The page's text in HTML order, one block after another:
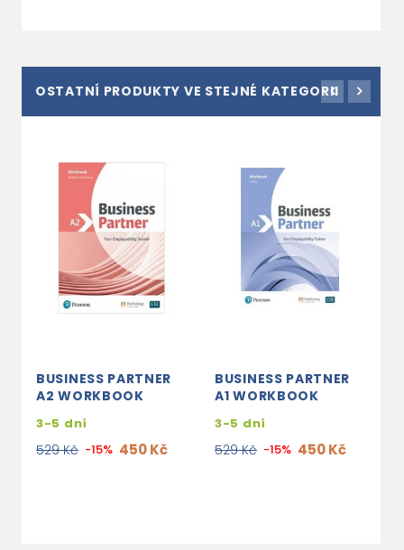
OSTATNÍ PRODUKTY VE STEJNÉ KATEGORII
BUSINESS PARTNER
A2 WORKBOOK
3-5 dní
529 Kč -15% 450 Kč
BUSINESS PARTNER
A1 WORKBOOK
3-5 dní
529 Kč -15% 450 Kč